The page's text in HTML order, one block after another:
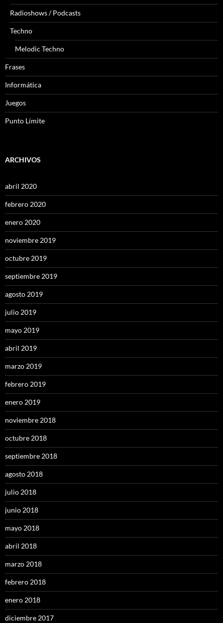
Radioshows / Podcasts
Techno
Melodic Techno
Frases
Informática
Juegos
Punto Límite
ARCHIVOS
abril 2020
febrero 2020
enero 2020
noviembre 2019
octubre 2019
septiembre 2019
agosto 2019
julio 2019
mayo 2019
abril 2019
marzo 2019
febrero 2019
enero 2019
noviembre 2018
octubre 2018
septiembre 2018
agosto 2018
julio 2018
junio 2018
mayo 2018
abril 2018
marzo 2018
febrero 2018
enero 2018
diciembre 2017